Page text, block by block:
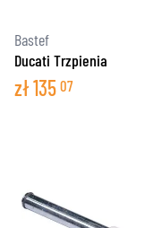
Bastef
Ducati Trzpienia
zł135 07